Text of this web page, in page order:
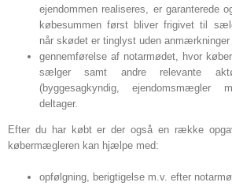
ejendommen realiseres, er garanterede
købesummen først bliver frigivet til
når skødet er tinglyst uden anmærkninger
gennemførelse af notarmødet, hvor
sælger samt andre relevante
(byggesagkyndig, ejendomsmægler
deltager.
Efter du har købt er der også en række
købermægleren kan hjælpe med:
opfølgning, berigtigelse m.v. efter